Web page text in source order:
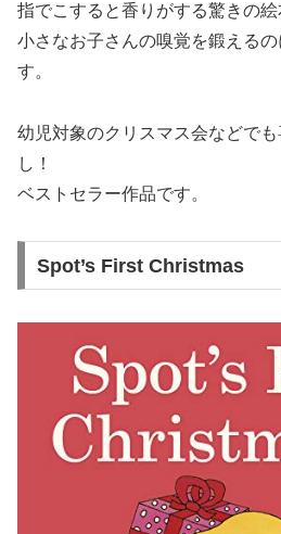
指でこすると香りがする驚きの絵
小さなお子さんの嗅覚を鍛える
す。
幼児対象のクリスマス会などで
し！
ベストセラー作品です。
Spot’s First Christmas